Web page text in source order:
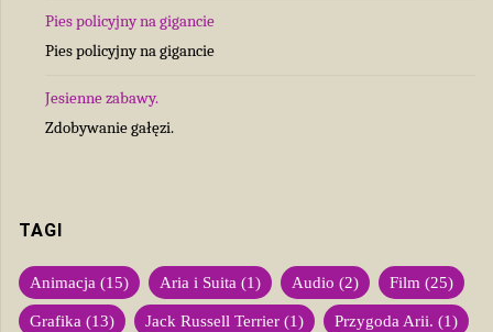
Pies policyjny na gigancie
Pies policyjny na gigancie
Jesienne zabawy.
Zdobywanie gałęzi.
TAGI
Animacja (15) Aria i Suita (1) Audio (2) Film (25)
Grafika (13) Jack Russell Terrier (1) Przygoda Arii. (1)